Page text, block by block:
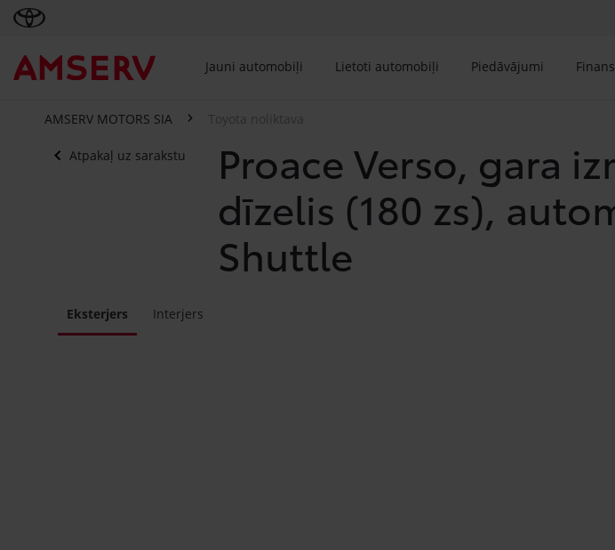
Jauni automobiļi Lietoti automobiļi Piedāvājumi
AMSERV MOTORS SIA Toyota noliktava
Atpakaļ uz sarakstu
Proace Verso, gara
dīzelis (180 zs),
Shuttle
Eksterjers Interjers